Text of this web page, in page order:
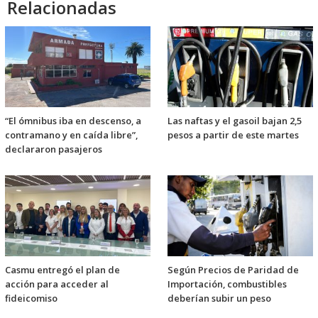
Relacionadas
“El ómnibus iba en descenso, a
contramano y en caída libre”,
declararon pasajeros
Las naftas y el gasoil bajan 2,5
pesos a partir de este martes
Casmu entregó el plan de
acción para acceder al
fideicomiso
Según Precios de Paridad de
Importación, combustibles
deberían subir un peso